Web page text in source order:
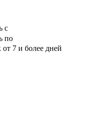
с
по
7 и более дней